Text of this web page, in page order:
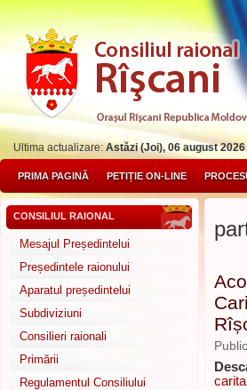
Ultima actualizare:Astăzi (Joi), 06 august 2026
PRIMA PAGINĂ PETIȚIE ON-LINE
CONSILIUL RAIONAL
Mesajul Președintelui
Președintele raionului
Aparatul președintelui
Subdiviziuni
Consilieri raionali
Primării
Regulamentul Consiliului